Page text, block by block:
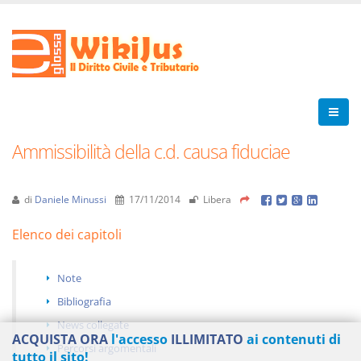
Ammissibilità della c.d. causa fiduciae
di Daniele Minussi 17/11/2014 Libera
Elenco dei capitoli
Note
Bibliografia
News collegate
Percorsi argomentali
ACQUISTA ORA l'accesso ILLIMITATO ai contenuti di
tutto il sito!